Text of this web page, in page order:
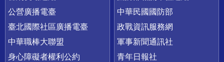
公營廣播電臺
臺北國際社區廣播電臺
中華職棒大聯盟
身心障礙者權利公約
中華民國國防部
政戰資訊服務網
軍事新聞通訊社
青年日報社